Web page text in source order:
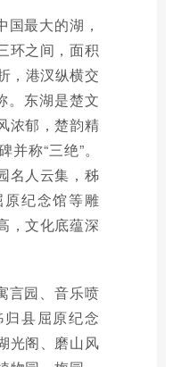
最大的湖，
环之间，面积
，港汊纵横交
。东湖是楚文
浓郁，楚韵精
称“三绝”。
名人云集，秭
纪念馆等雕
，文化底蕴深
言园、音乐喷
县屈原纪念
光阁、磨山风